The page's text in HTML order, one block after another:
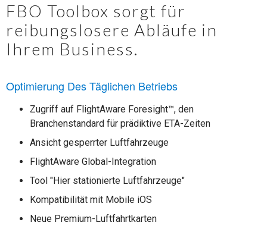
FBO Toolbox sorgt für
reibungslosere Abläufe in
Ihrem Business.
Optimierung Des Täglichen Betriebs
Zugriff auf FlightAware Foresight™, den
Branchenstandard für prädiktive ETA-Zeiten
Ansicht gesperrter Luftfahrzeuge
FlightAware Global-Integration
Tool "Hier stationierte Luftfahrzeuge"
Kompatibilität mit Mobile iOS
Neue Premium-Luftfahrtkarten